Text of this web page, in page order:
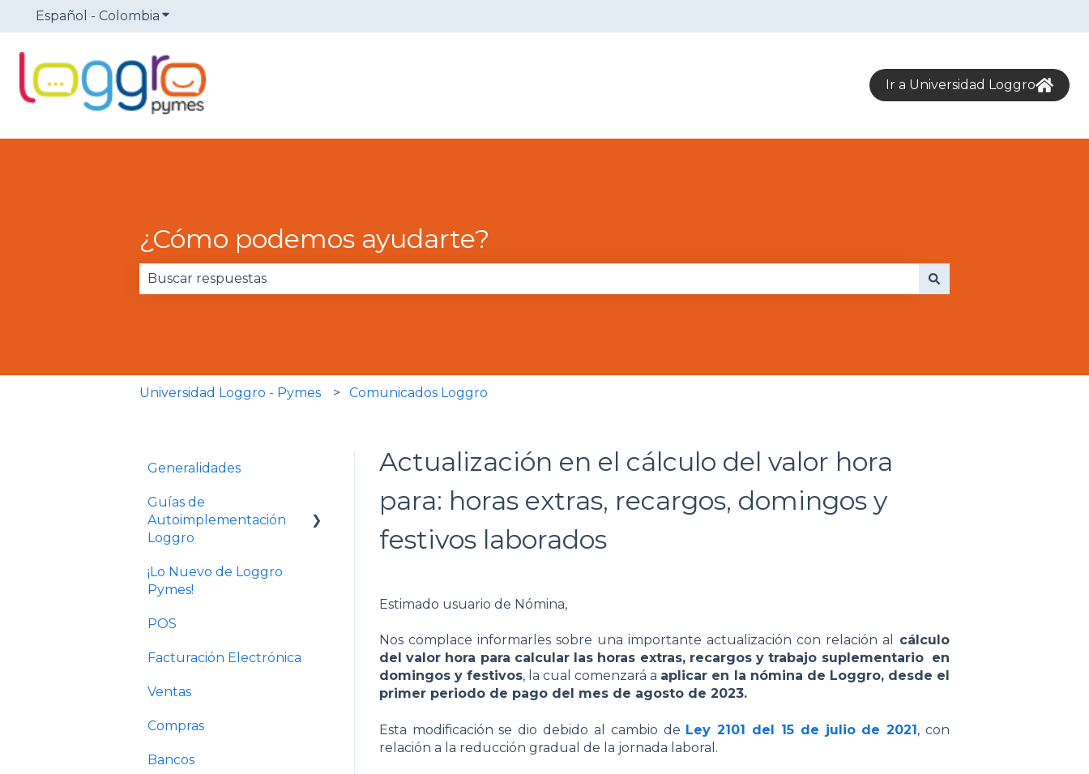
Español - Colombia Traducciones de Mostrar submenú de
Ir a Universidad Loggro
¿Cómo podemos ayudarte?
Universidad Loggro - Pymes Comunicados Loggro
Actualización en el cálculo del valor hora
para: horas extras, recargos, domingos y
festivos laborados
Estimado usuario de Nómina,
Nos complace informarles sobre una importante actualización con relación al
cálculo
del valor hora para calcular las horas extras, recargos y trabajo suplementario en
domingos y festivos, la cual comenzará a aplicar en la nómina de Loggro, desde el
primer periodo de pago del mes de agosto de 2023.
Esta modificación se dio debido al cambio de Ley 2101 del 15 de julio de 2021, con
relación a la reducción gradual de la jornada laboral.
Generalidades
Guías de
Autoimplementación
Loggro
Plan Facturación
Electrónica
Plan Básico y Estándar
¡Lo Nuevo de Loggro
Pymes!
POS
Facturación Electrónica
Ventas
Compras
Bancos